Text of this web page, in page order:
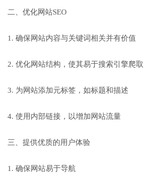
二、优化网站SEO
1. 确保网站内容与关键词相关并有价值
2. 优化网站结构，使其易于搜索引擎爬取
3. 为网站添加元标签，如标题和描述
4. 使用内部链接，以增加网站流量
三、提供优质的用户体验
1. 确保网站易于导航